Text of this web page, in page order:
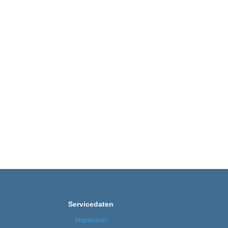
Servicedaten
Impressum